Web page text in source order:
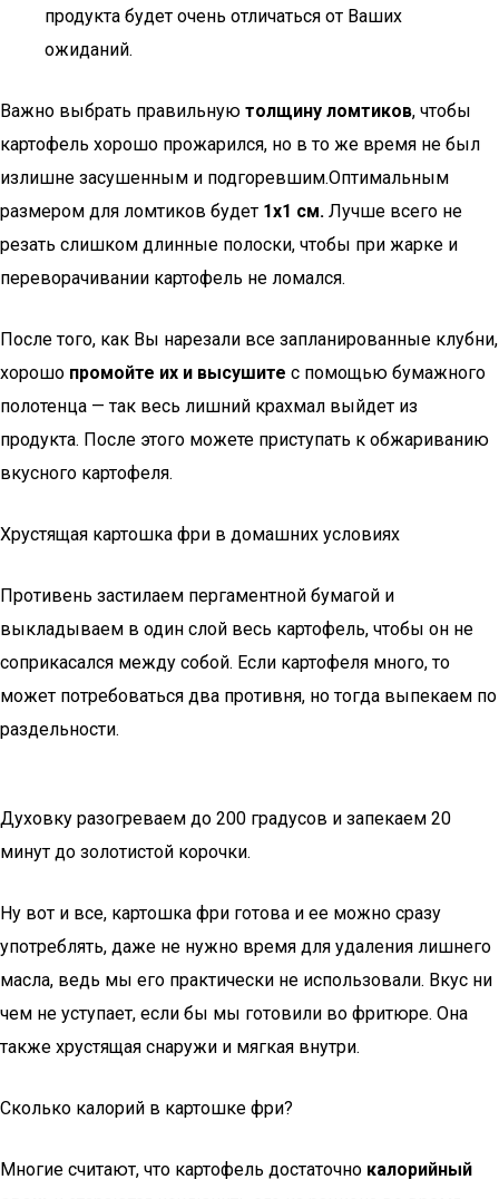
продукта будет очень отличаться от Ваших
ожиданий.
Важно выбрать правильную толщину ломтиков, чтобы
картофель хорошо прожарился, но в то же время не был
излишне засушенным и подгоревшим.Оптимальным
размером для ломтиков будет 1х1 см. Лучше всего не
резать слишком длинные полоски, чтобы при жарке и
переворачивании картофель не ломался.
После того, как Вы нарезали все запланированные клубни,
хорошо промойте их и высушите с помощью бумажного
полотенца — так весь лишний крахмал выйдет из
продукта. После этого можете приступать к обжариванию
вкусного картофеля.
Хрустящая картошка фри в домашних условиях
Противень застилаем пергаментной бумагой и
выкладываем в один слой весь картофель, чтобы он не
соприкасался между собой. Если картофеля много, то
может потребоваться два противня, но тогда выпекаем по
раздельности.
Духовку разогреваем до 200 градусов и запекаем 20
минут до золотистой корочки.
Ну вот и все, картошка фри готова и ее можно сразу
употреблять, даже не нужно время для удаления лишнего
масла, ведь мы его практически не использовали. Вкус ни
чем не уступает, если бы мы готовили во фритюре. Она
также хрустящая снаружи и мягкая внутри.
Сколько калорий в картошке фри?
Многие считают, что картофель достаточно калорийный